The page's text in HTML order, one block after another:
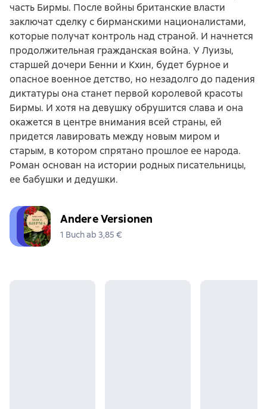
часть Бирмы. После войны британские власти
заключат сделку с бирманскими националистами,
которые получат контроль над страной. И начнется
продолжительная гражданская война. У Луизы,
старшей дочери Бенни и Кхин, будет бурное и
опасное военное детство, но незадолго до падения
диктатуры она станет первой королевой красоты
Бирмы. И хотя на девушку обрушится слава и она
окажется в центре внимания всей страны, ей
придется лавировать между новым миром и
старым, в котором спрятано прошлое ее народа.
Роман основан на истории родных писательницы,
ее бабушки и дедушки.
Andere Versionen
1 Buch ab 3,85 €